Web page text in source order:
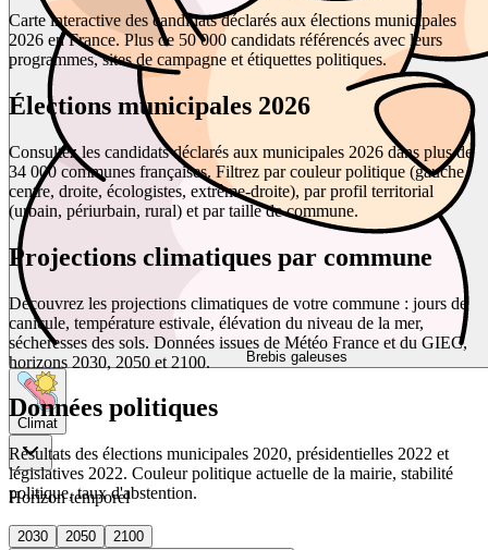
Brebis galeuses
Climat
Horizon temporel
2030 2050
2100
Carte interactive des candidats déclarés aux élections municipales
2026 en France. Plus de 50 000 candidats référencés avec leurs
programmes, sites de campagne et étiquettes politiques.
Élections municipales 2026
Consultez les candidats déclarés aux municipales 2026 dans plus de
34 000 communes françaises. Filtrez par couleur politique (gauche,
centre, droite, écologistes, extrême-droite), par profil territorial
(urbain, périurbain, rural) et par taille de commune.
Projections climatiques par commune
Découvrez les projections climatiques de votre commune : jours de
canicule, température estivale, élévation du niveau de la mer,
sécheresses des sols. Données issues de Météo France et du GIEC,
horizons 2030, 2050 et 2100.
Données politiques
Résultats des élections municipales 2020, présidentielles 2022 et
législatives 2022. Couleur politique actuelle de la mairie, stabilité
politique, taux d'abstention.